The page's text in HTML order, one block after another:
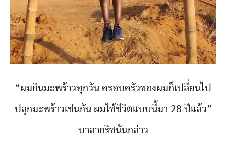
“ผมกินมะพร้าวทุกวัน ครอบครัวของผมก็เปลี่ยนไป
ปลูกมะพร้าวเช่นกัน ผมใช้ชีวิตแบบนี้มา 28 ปีแล้ว”
บาลากริชนันกล่าว